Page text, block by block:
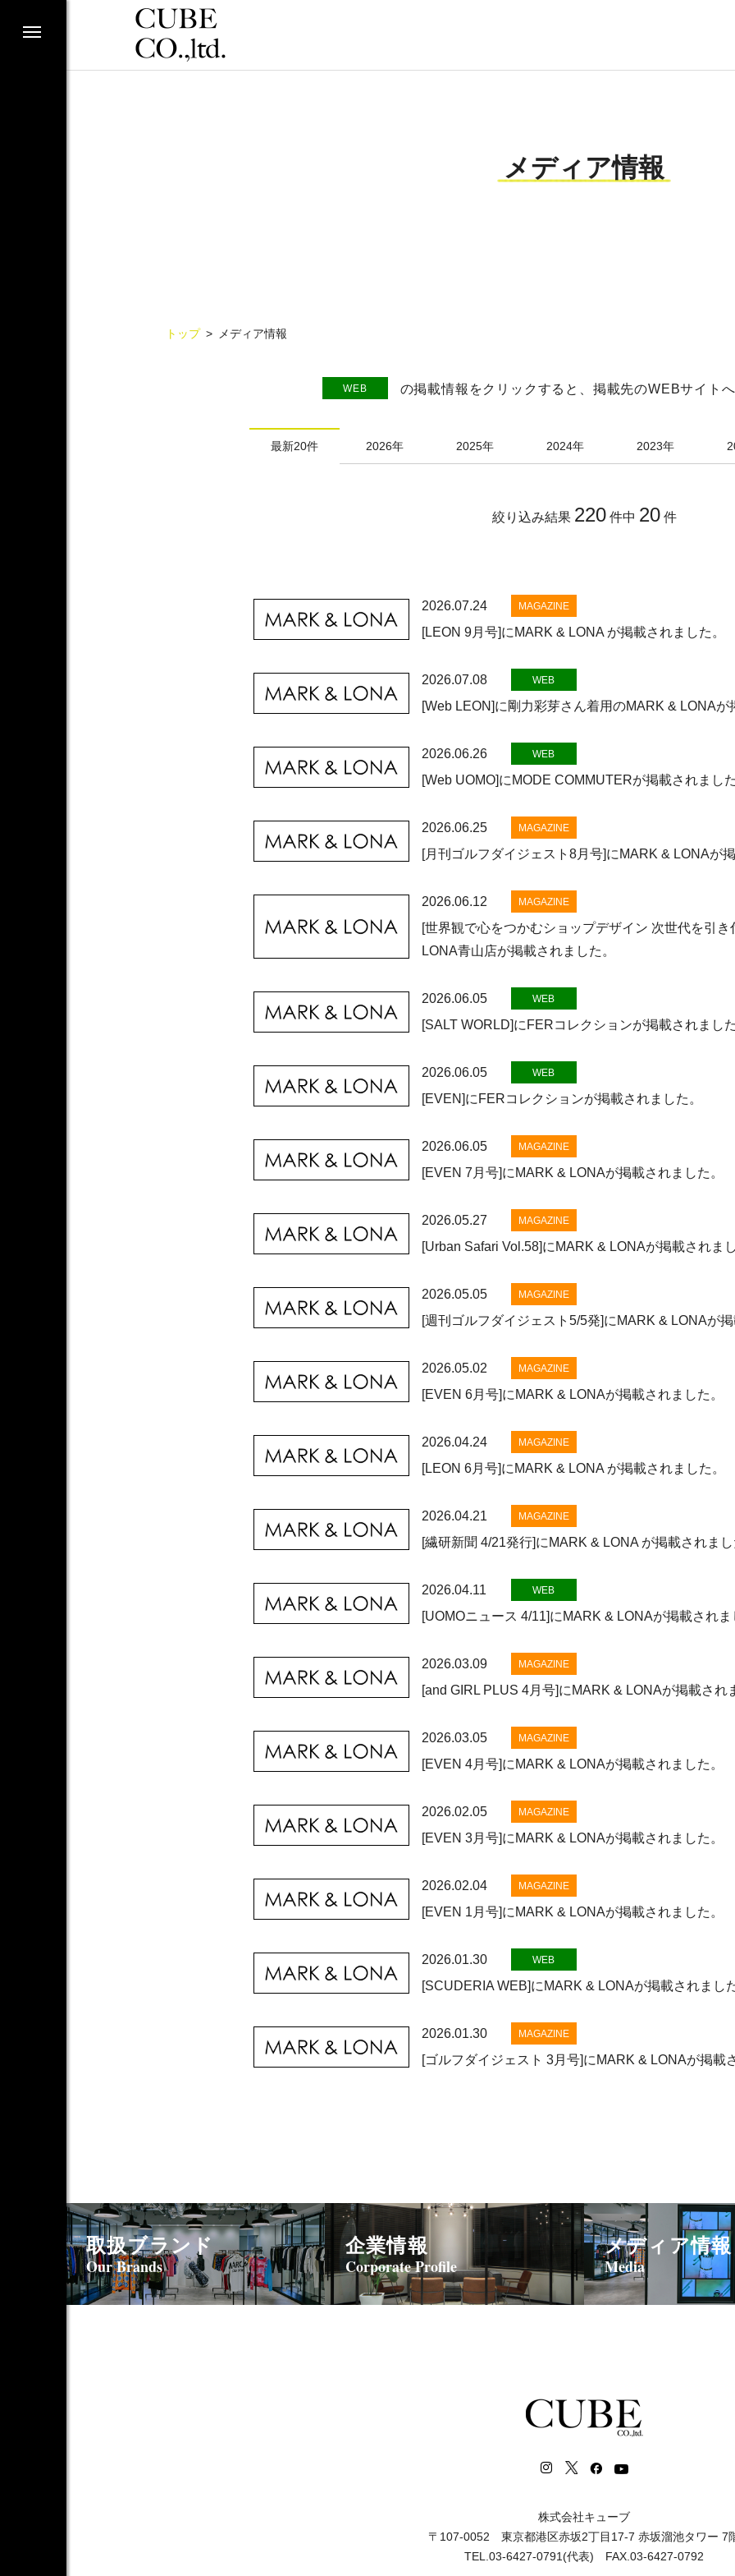
メディア情報
トップ メディア情報
WEB の掲載情報をクリックすると、掲載先のWEBサイトへ
最新20件 2026年 2025年 2024年 2023年
絞り込み結果 220件中 20件
2026.07.24 MAGAZINE
[LEON 9月号]にMARK & LONA が掲載されました。
2026.07.08 WEB
[Web LEON]に剛力彩芽さん着用のMARK & LONAが
2026.06.26 WEB
[Web UOMO]にMODE COMMUTERが掲載されました
2026.06.25 MAGAZINE
[月刊ゴルフダイジェスト8月号]にMARK & LONAが
2026.06.12 MAGAZINE
[世界観で心をつかむショップデザイン 次世代を引
LONA青山店が掲載されました。
2026.06.05 WEB
[SALT WORLD]にFERコレクションが掲載されました
2026.06.05 WEB
[EVEN]にFERコレクションが掲載されました。
2026.06.05 MAGAZINE
[EVEN 7月号]にMARK & LONAが掲載されました。
2026.05.27 MAGAZINE
[Urban Safari Vol.58]にMARK & LONAが掲載されまし
2026.05.05 MAGAZINE
[週刊ゴルフダイジェスト5/5発]にMARK & LONAが掲
2026.05.02 MAGAZINE
[EVEN 6月号]にMARK & LONAが掲載されました。
2026.04.24 MAGAZINE
[LEON 6月号]にMARK & LONA が掲載されました。
2026.04.21 MAGAZINE
[繊研新聞 4/21発行]にMARK & LONA が掲載されまし
2026.04.11 WEB
[UOMOニュース 4/11]にMARK & LONAが掲載されま
2026.03.09 MAGAZINE
[and GIRL PLUS 4月号]にMARK & LONAが掲載され
2026.03.05 MAGAZINE
[EVEN 4月号]にMARK & LONAが掲載されました。
2026.02.05 MAGAZINE
[EVEN 3月号]にMARK & LONAが掲載されました。
2026.02.04 MAGAZINE
[EVEN 1月号]にMARK & LONAが掲載されました。
2026.01.30 WEB
[SCUDERIA WEB]にMARK & LONAが掲載されました
2026.01.30 MAGAZINE
[ゴルフダイジェスト 3月号]にMARK & LONAが掲載
取扱ブランド
Our Brands
企業情報
Corporate Profile
メディア情報
Media
株式会社キューブ
〒107-0052 東京都港区赤坂2丁目17-7 赤坂溜池タワー 7
TEL.03-6427-0791(代表) FAX.03-6427-0792